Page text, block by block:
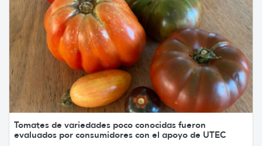
Tomates de variedades poco conocidas fueron
evaluados por consumidores con el apoyo de UTEC